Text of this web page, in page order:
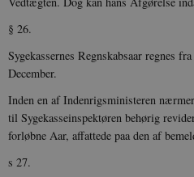
§ 26.
Sygekassernes Regnskabsaar regnes
December.
Inden en af Indenrigsministeren
til Sygekasseinspektøren behørig
forløbne Aar, affattede paa den af
s 27.
8822943-1